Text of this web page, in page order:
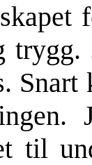
trygg.
til